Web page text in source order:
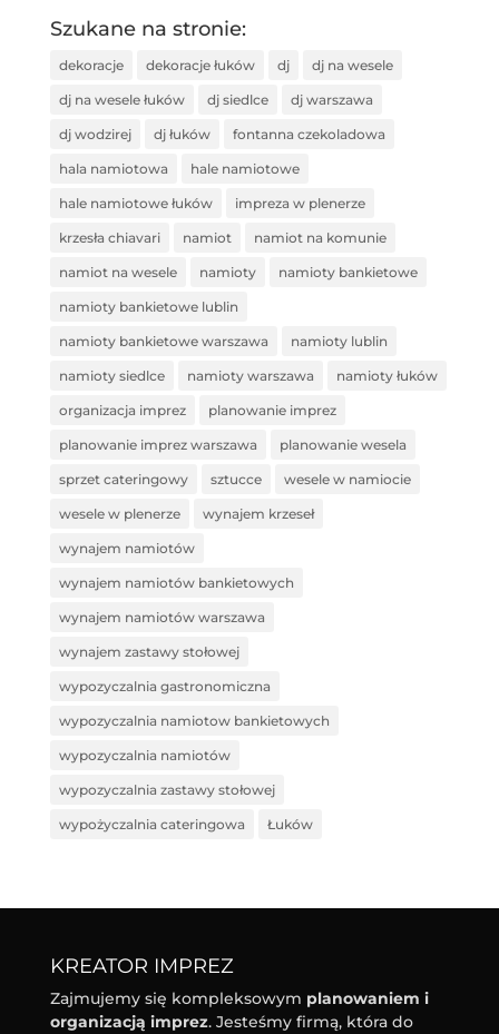
Szukane na stronie:
dekoracje dekoracje łuków dj dj na wesele
dj na wesele łuków dj siedlce dj warszawa
dj wodzirej dj łuków fontanna czekoladowa
hala namiotowa hale namiotowe
hale namiotowe łuków impreza w plenerze
krzesła chiavari namiot namiot na komunie
namiot na wesele namioty namioty bankietowe
namioty bankietowe lublin
namioty bankietowe warszawa namioty lublin
namioty siedlce namioty warszawa namioty łuków
organizacja imprez planowanie imprez
planowanie imprez warszawa planowanie wesela
sprzet cateringowy sztucce wesele w namiocie
wesele w plenerze wynajem krzeseł
wynajem namiotów
wynajem namiotów bankietowych
wynajem namiotów warszawa
wynajem zastawy stołowej
wypozyczalnia gastronomiczna
wypozyczalnia namiotow bankietowych
wypozyczalnia namiotów
wypozyczalnia zastawy stołowej
wypożyczalnia cateringowa Łuków
KREATOR IMPREZ
Zajmujemy się kompleksowym planowaniem i
organizacją imprez. Jesteśmy firmą, która do